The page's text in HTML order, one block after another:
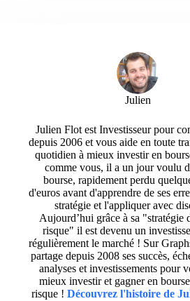
Julien
Julien Flot est Investisseur pour
depuis 2006 et vous aide en toute
quotidien à mieux investir en
comme vous, il a un jour voulu
bourse, rapidement perdu
d'euros avant d'apprendre de ses
stratégie et l'appliquer avec
Aujourd’hui grâce à sa "stratégie
risque" il est devenu un
régulièrement le marché ! Sur
partage depuis 2008 ses succès,
analyses et investissements pour
mieux investir et gagner en
risque ! Découvrez l'histoire de